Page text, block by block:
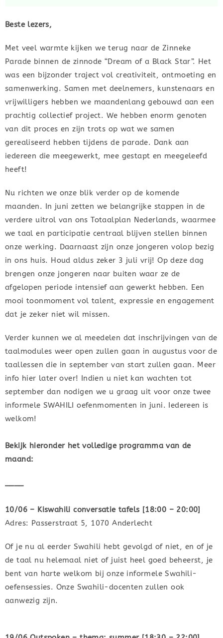
Beste lezers,
Met veel warmte kijken we terug naar de Zinneke
Parade binnen de zinnode “Dream of a Black Star”. Het
was een bijzonder traject vol creativiteit, ontmoeting en
samenwerking. Samen met deelnemers, kunstenaars en
vrijwilligers hebben we maandenlang gebouwd aan een
prachtig collectief project. We hebben enorm genoten
van dit proces en zijn trots op wat we samen
gerealiseerd hebben tijdens de parade. Dank aan
iedereen die meegewerkt, mee gestapt en meegeleefd
heeft!
Nu richten we onze blik verder op de komende
maanden. In juni zetten we belangrijke stappen in de
verdere uitrol van ons Totaalplan Nederlands, waarmee
we taal en participatie centraal blijven stellen binnen
onze werking. Daarnaast zijn onze jongeren volop bezig
in ons huis. Houd aldus zeker 3 juli vrij! Op deze dag
brengen onze jongeren naar buiten waar ze de
afgelopen periode intensief aan gewerkt hebben. Een
mooi toonmoment vol talent, expressie en engagement
dat je zeker niet wil missen.
Verder kunnen we al meedelen dat inschrijvingen van de
taalmodules weer open zullen gaan in augustus voor de
taallessen die in september van start zullen gaan. Meer
info hier later over! Indien u niet kan wachten tot
september dan nodigen we u graag uit voor onze twee
informele SWAHILI oefenmomenten in juni. Iedereen is
welkom!
Bekijk hieronder het volledige programma van de
maand:
10/06 – Kiswahili conversatie tafels [18:00 – 20:00]
Adres: Passerstraat 5, 1070 Anderlecht
Of je nu al eerder Swahili hebt gevolgd of niet, en of je
de taal nu helemaal niet of juist heel goed beheerst, je
bent van harte welkom bij onze informele Swahili-
oefensessies. Onze Swahili-docenten zullen ook
aanwezig zijn.